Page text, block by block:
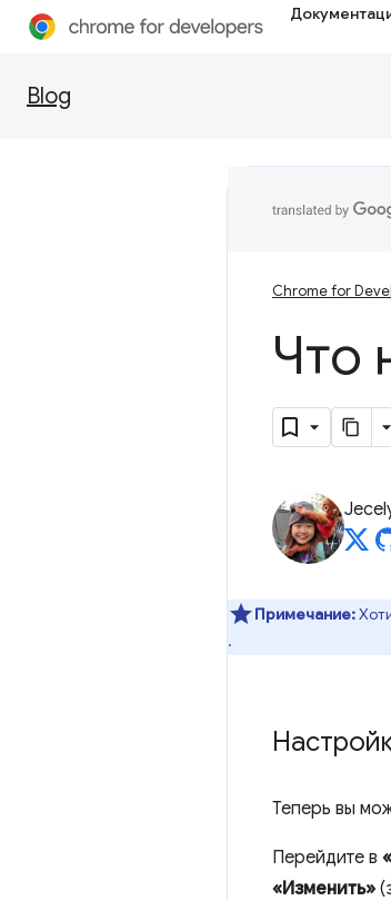
Blog
Chrome for
Что
Примечание:
.
Теперь вы
Перейдите в
«Изменить»